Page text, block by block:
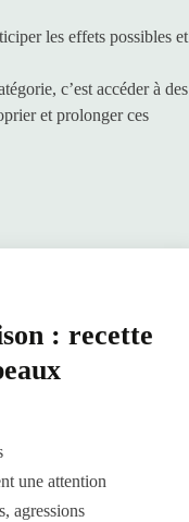
les effets possibles et
c’est accéder à des
et prolonger ces
: recette
une attention
agressions